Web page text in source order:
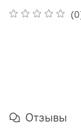
Отзывы